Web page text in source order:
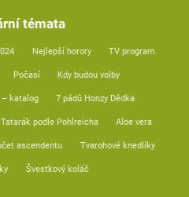
témata
Nejlepší horory TV program
Počasí Kdy budou volby
– katalog 7 pádů Honzy Dědka
Tatarák podle Pohlreicha Aloe vera
ascendentu Tvarohové knedlíky
Švestkový koláč